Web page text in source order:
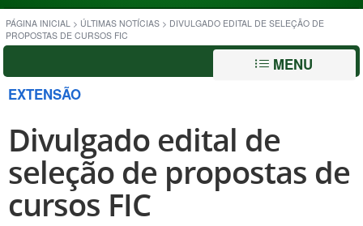
PÁGINA INICIAL > ÚLTIMAS NOTÍCIAS > DIVULGADO EDITAL DE SELEÇÃO DE
PROPOSTAS DE CURSOS FIC
MENU
EXTENSÃO
Divulgado edital de
seleção de propostas de
cursos FIC